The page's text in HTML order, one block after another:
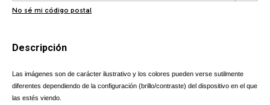
No sé mi código postal
Descripción
Las imágenes son de carácter ilustrativo y los colores pueden verse sutilmente
diferentes dependiendo de la configuración (brillo/contraste) del dispositivo en el que
las estés viendo.